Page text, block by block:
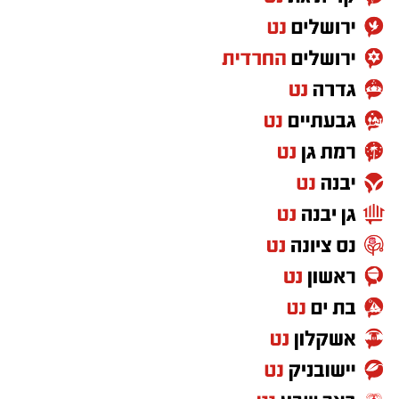
משקאות אלכוהוליים, וזאת במטרה לשמור על
ביטחון ובטיחות כלל המשתתפים.
בעירייה קוראים לתושבים להירשם מראש ולהגיע
חגיגי של מוזיקה, קהילה ובידור.
להרשמה ולקבלת כרטיסי כניסה:
https://did.li/wAG6q
יש לכם מידע חשוב שטרם נחשף? צילומים מאירוע
חדשותי? מצאתם טעות בכתבה? נשמח שתשתפו
אותנו